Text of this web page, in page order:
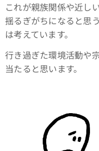
これが親族関係や近し
揺るぎがちになると思
は考えています。
行き過ぎた環境活動や
当たると思います。